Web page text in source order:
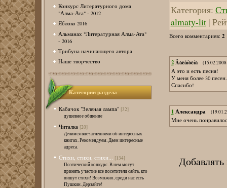
Конкурс Литературного дома
"Алма-Ата" - 2012
Яблоко 2016
Альманах "Литературная Алма-Ата"
- 2016
Трибуна начинающего автора
Наше творчество
Категории раздела
Кабачок "Зеленая лампа" [32]
душевное общение
Читалка [20]
Делимся впечатлениями об интересных
книгах. Рекомендуем. Даем интересные
адреса.
Стихи, стихи, стихи... [134]
Поэтический конкурс. В нем могут
принять участие все посетители сайта, кто
пишут стихи! Возможно, среди нас есть
Пушкин. Дерзайте!
Категория:
almaty-lit |
Всего комментариев: 2
2 Âàëåíòèíà
А это и есть песня!
У меня более 30
Спасибо!
1 Александра
Мне очень